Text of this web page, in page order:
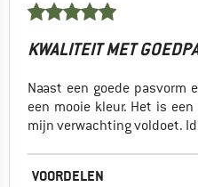
KWALITEIT MET
Naast een goede
een mooie kleur. Het is
mijn verwachting voldoet.
VOORDELEN